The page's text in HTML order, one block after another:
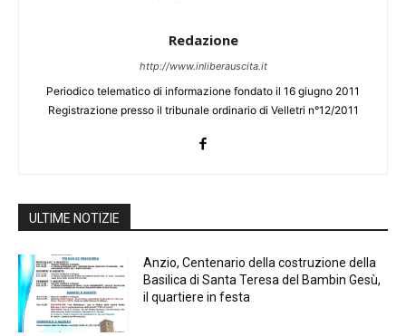
Redazione
http://www.inliberauscita.it
Periodico telematico di informazione fondato il 16 giugno 2011
Registrazione presso il tribunale ordinario di Velletri n°12/2011
ULTIME NOTIZIE
Anzio, Centenario della costruzione della
Basilica di Santa Teresa del Bambin Gesù,
il quartiere in festa